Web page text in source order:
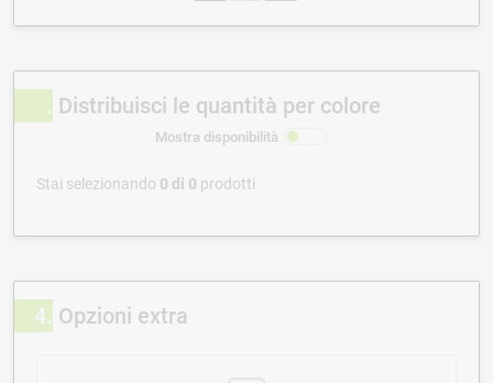
Distribuisci le quantità per colore
Mostra disponibilità
Stai selezionando 0 di 0 prodotti
4 Opzioni extra